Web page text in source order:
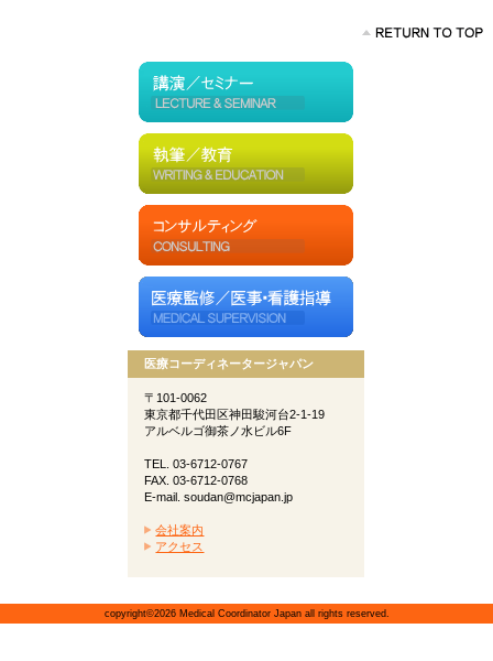
医療コーディネータージャパン
〒101-0062
東京都千代田区神田駿河台2-1-19
アルベルゴ御茶ノ水ビル6F
TEL. 03-6712-0767
FAX. 03-6712-0768
E-mail. soudan@mcjapan.jp
会社案内
アクセス
copyright©2026 Medical Coordinator Japan all rights reserved.